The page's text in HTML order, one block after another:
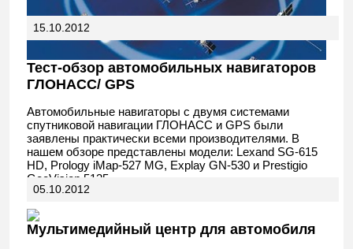
15.10.2012
Тест-обзор автомобильных навигаторов
ГЛОНАСС/ GPS
Автомобильные навигаторы с двумя системами
спутниковой навигации ГЛОНАСС и GPS были
заявлены практически всеми производителями. В
нашем обзоре представлены модели: Lexand SG-615
HD, Prology iMap-527 MG, Explay GN-530 и Prestigio
GeoVision 5135.
05.10.2012
Мультимедийный центр для автомобиля